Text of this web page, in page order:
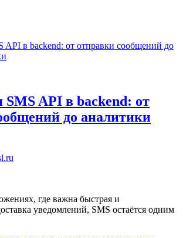
SMS API в backend: от
до аналитики
где важна быстрая и
уведомлений, SMS остаётся одним